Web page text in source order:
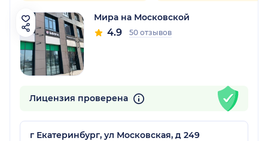
Мира на Московской
4.9 50 отзывов
Лицензия проверена
г Екатеринбург, ул Московская, д 249